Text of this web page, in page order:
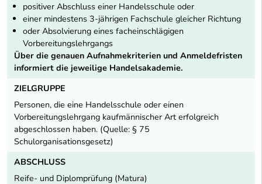
positiver Abschluss einer Handelsschule oder
einer mindestens 3-jährigen Fachschule gleicher Richtung
oder Absolvierung eines facheinschlägigen
Vorbereitungslehrgangs
Über die genauen Aufnahmekriterien und Anmeldefristen
informiert die jeweilige Handelsakademie.
ZIELGRUPPE
Personen, die eine Handelsschule oder einen
Vorbereitungslehrgang kaufmännischer Art erfolgreich
abgeschlossen haben. (Quelle: § 75
Schulorganisationsgesetz)
ABSCHLUSS
Reife- und Diplomprüfung (Matura)